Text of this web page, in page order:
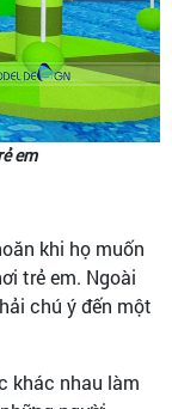
em
khi họ muốn
trẻ em. Ngoài
chú ý đến một
khác nhau làm